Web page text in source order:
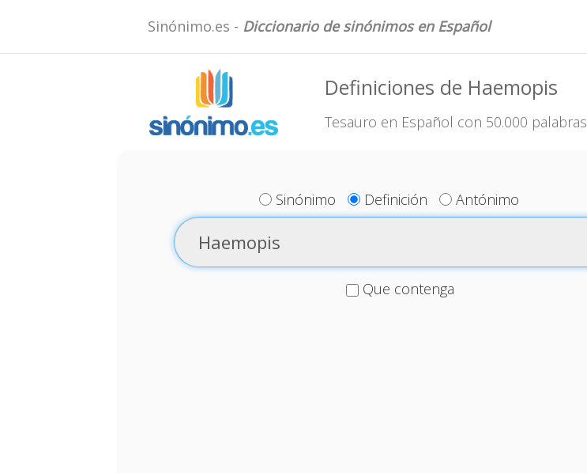
Sinónimo.es - Diccionario de sinónimos en Español
Definiciones de Haemopis
Tesauro en Español con 50.000 palabras
Sinónimo Definición Antónimo
Que contenga